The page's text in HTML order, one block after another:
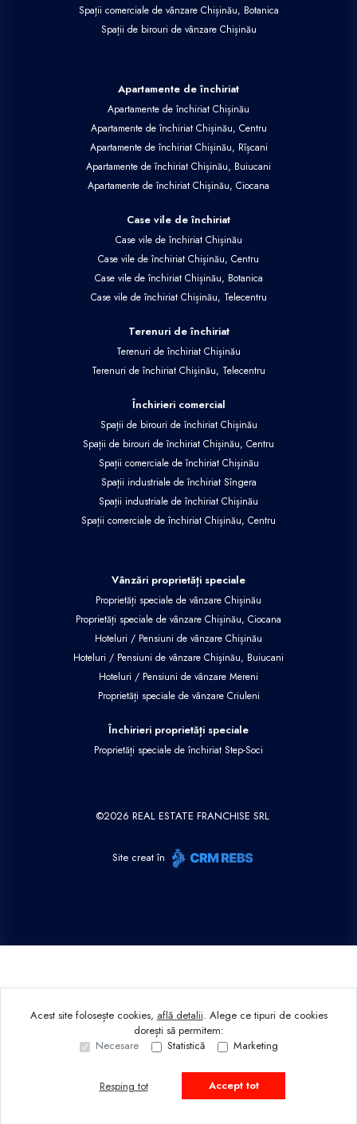
Sună acum Solicită vizionare
Spații comerciale de vânzare Chișinău, Botanica
Spații de birouri de vânzare Chișinău
Apartamente de închiriat
Apartamente de închiriat Chișinău
Apartamente de închiriat Chișinău, Centru
Apartamente de închiriat Chișinău, Rîșcani
Apartamente de închiriat Chișinău, Buiucani
Apartamente de închiriat Chișinău, Ciocana
Case vile de închiriat
Case vile de închiriat Chișinău
Case vile de închiriat Chișinău, Centru
Case vile de închiriat Chișinău, Botanica
Case vile de închiriat Chișinău, Telecentru
Terenuri de închiriat
Terenuri de închiriat Chișinău
Terenuri de închiriat Chișinău, Telecentru
Închirieri comercial
Spații de birouri de închiriat Chișinău
Spații de birouri de închiriat Chișinău, Centru
Spații comerciale de închiriat Chișinău
Spații industriale de închiriat Sîngera
Spații industriale de închiriat Chișinău
Spații comerciale de închiriat Chișinău, Centru
Vânzări proprietăți speciale
Proprietăți speciale de vânzare Chișinău
Proprietăți speciale de vânzare Chișinău, Ciocana
Hoteluri / Pensiuni de vânzare Chișinău
Hoteluri / Pensiuni de vânzare Chișinău, Buiucani
Hoteluri / Pensiuni de vânzare Mereni
Proprietăți speciale de vânzare Criuleni
Închirieri proprietăți speciale
Proprietăți speciale de închiriat Step-Soci
©2026 REAL ESTATE FRANCHISE SRL
Site creat în
Acest site folosește cookies, află detalii. Alege ce tipuri de cookies
dorești să permitem:
Necesare
Statistică Marketing
Resping tot Accept tot